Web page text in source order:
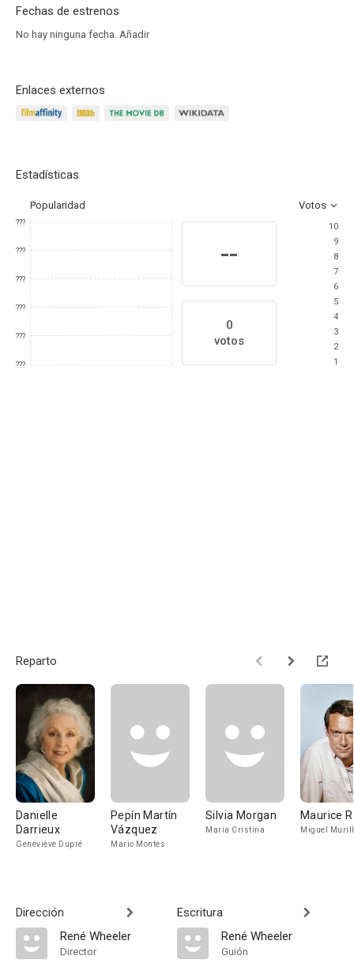
Fechas de estrenos
No hay ninguna fecha. Añadir
Enlaces externos
Estadísticas
Popularidad Votos
???
???
???
???
???
???
--
0
votos
10
9
8
7
6
5
4
3
2
1
Reparto
Danielle
Darrieux
Geneviève Dupré
Pepín Martín
Vázquez
Mario Montes
Silvia Morgan
María Cristina
Maurice
Miguel
Dirección
René Wheeler
Director
Escritura
René Wheeler
Guión